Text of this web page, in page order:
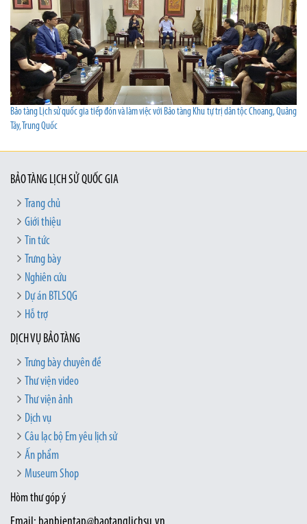
Bảo tàng Lịch sử quốc gia tiếp đón và làm việc với Bảo tàng Khu tự trị dân tộc Choang, Quảng
Tây, Trung Quốc
BẢO TÀNG LỊCH SỬ QUỐC GIA
Trang chủ
Giới thiệu
Tin tức
Trưng bày
Nghiên cứu
Dự án BTLSQG
Hỗ trợ
DỊCH VỤ BẢO TÀNG
Trưng bày chuyên đề
Thư viện video
Thư viện ảnh
Dịch vụ
Câu lạc bộ Em yêu lịch sử
Ấn phẩm
Museum Shop
Hòm thư góp ý